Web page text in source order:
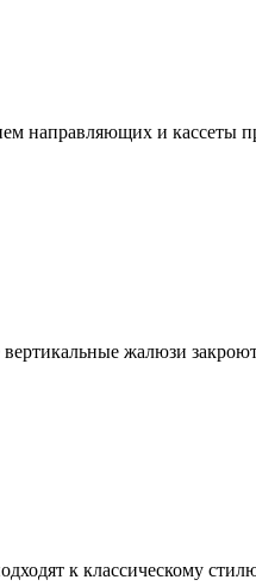
направляющих и кассеты
жалюзи
к классическому